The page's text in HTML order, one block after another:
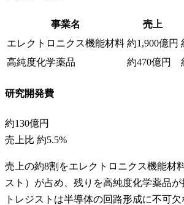
事業名 売上
エレクトロニクス機能材料 約1,900億円
高純度化学薬品
約470億円
研究開発費
約130億円
売上比 約5.5%
売上の約8割をエレクトロニクス機能材
スト）が占め、残りを高純度化学薬品
トレジストは半導体の回路形成に不可